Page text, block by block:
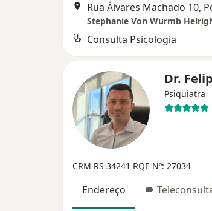
Rua Álvares Machado 10,
Consulta Psicologia
Dr.
Psiquiatra
CRM RS 34241 RQE Nº: 27034
Endereço